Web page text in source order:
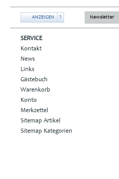
ANZEIGEN ? Newsletter
SERVICE
Kontakt
News
Links
Gästebuch
Warenkorb
Konto
Merkzettel
Sitemap Artikel
Sitemap Kategorien